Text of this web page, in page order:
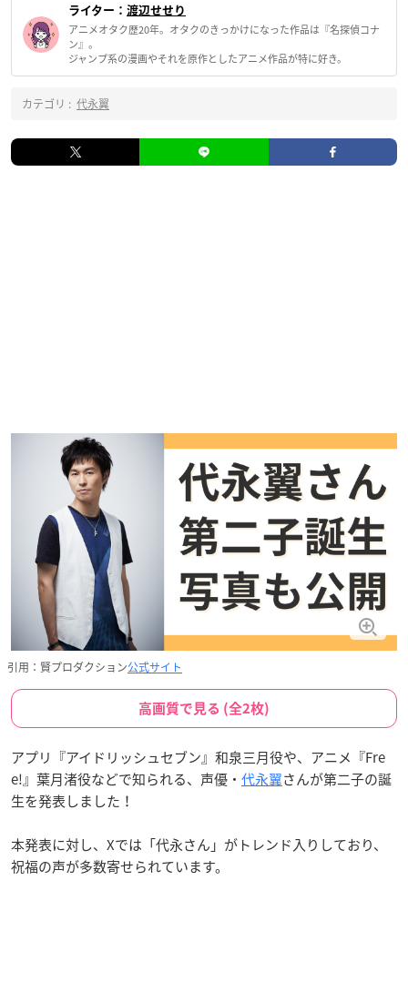
ライター： 渡辺せせり
アニメオタク歴20年。オタクのきっかけになった作品は『名探偵コナ
ン』。
ジャンプ系の漫画やそれを原作としたアニメ作品が特に好き。
カテゴリ : 代永翼
引用：賢プロダクション公式サイト
高画質で見る (全2枚)
アプリ『アイドリッシュセブン』和泉三月役や、アニメ『Fre
e!』葉月渚役などで知られる、声優・ 代永翼さんが第二子の誕
生を発表しました！
本発表に対し、Xでは「代永さん」がトレンド入りしており、
祝福の声が多数寄せられています。